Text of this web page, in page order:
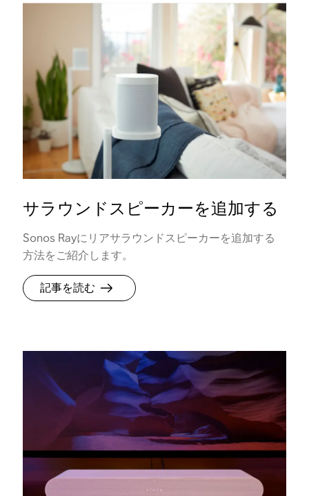
サラウンドスピーカーを追加する
Sonos Rayにリアサラウンドスピーカーを追加する
方法をご紹介します。
記事を読む